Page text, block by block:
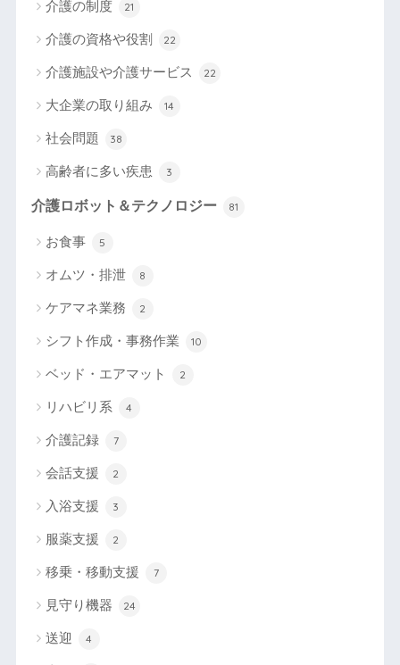
介護の制度 21
介護の資格や役割 22
介護施設や介護サービス 22
大企業の取り組み 14
社会問題 38
高齢者に多い疾患 3
介護ロボット＆テクノロジー 81
お食事 5
オムツ・排泄 8
ケアマネ業務 2
シフト作成・事務作業 10
ベッド・エアマット 2
リハビリ系 4
介護記録 7
会話支援 2
入浴支援 3
服薬支援 2
移乗・移動支援 7
見守り機器 24
送迎 4